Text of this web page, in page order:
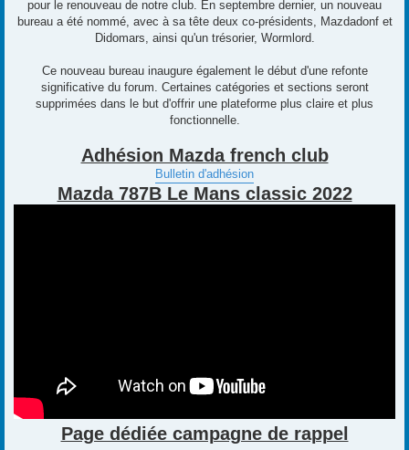
pour le renouveau de notre club. En septembre dernier, un nouveau
bureau a été nommé, avec à sa tête deux co-présidents, Mazdadonf et
Didomars, ainsi qu'un trésorier, Wormlord.
Ce nouveau bureau inaugure également le début d'une refonte
significative du forum. Certaines catégories et sections seront
supprimées dans le but d'offrir une plateforme plus claire et plus
fonctionnelle.
Adhésion Mazda french club
Bulletin d'adhésion
Mazda 787B Le Mans classic 2022
Page dédiée campagne de rappel